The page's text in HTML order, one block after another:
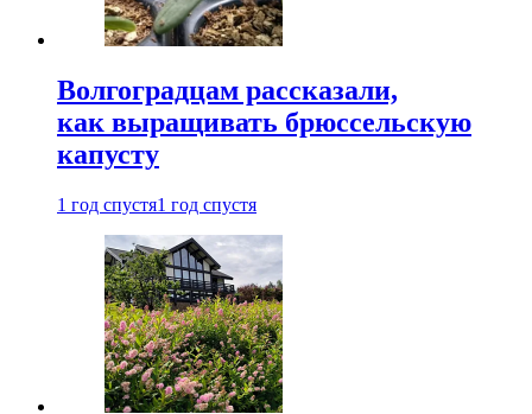
Волгоградцам рассказали,
как выращивать брюссельскую
капусту
1 год спустя1 год спустя